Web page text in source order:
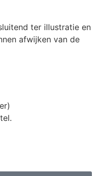
ter illustratie en
afwijken van de